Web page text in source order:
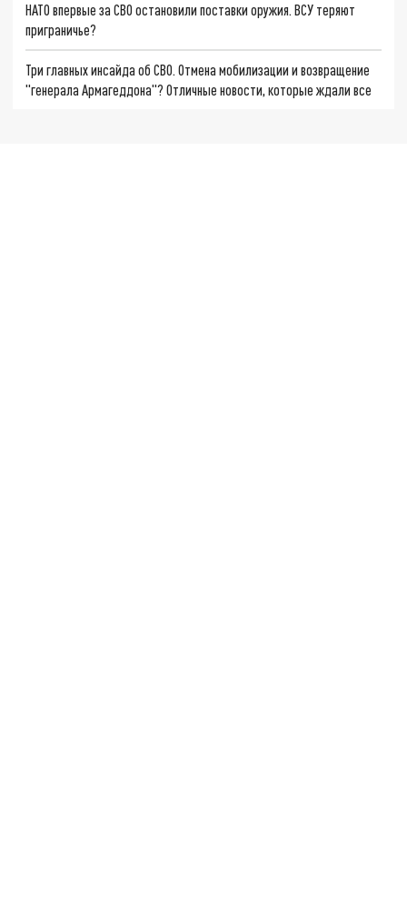
НАТО впервые за СВО остановили поставки оружия. ВСУ теряют
приграничье?
Три главных инсайда об СВО. Отмена мобилизации и возвращение
"генерала Армагеддона"? Отличные новости, которые ждали все